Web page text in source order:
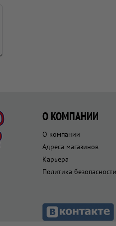
О КОМПАНИИ
О компании
Адреса магазинов
Карьера
Политика безопасности